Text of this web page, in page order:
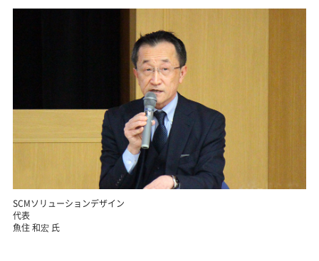
SCMソリューションデザイン
代表
魚住 和宏 氏